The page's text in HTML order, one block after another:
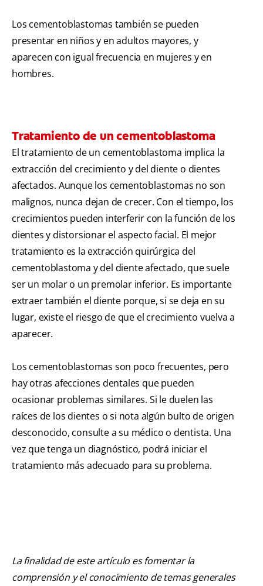
Los cementoblastomas también se pueden
presentar en niños y en adultos mayores, y
aparecen con igual frecuencia en mujeres y en
hombres.
Tratamiento de un cementoblastoma
El tratamiento de un cementoblastoma implica la
extracción del crecimiento y del diente o dientes
afectados. Aunque los cementoblastomas no son
malignos, nunca dejan de crecer. Con el tiempo, los
crecimientos pueden interferir con la función de los
dientes y distorsionar el aspecto facial. El mejor
tratamiento es la extracción quirúrgica del
cementoblastoma y del diente afectado, que suele
ser un molar o un premolar inferior. Es importante
extraer también el diente porque, si se deja en su
lugar, existe el riesgo de que el crecimiento vuelva a
aparecer.
Los cementoblastomas son poco frecuentes, pero
hay otras afecciones dentales que pueden
ocasionar problemas similares. Si le duelen las
raíces de los dientes o si nota algún bulto de origen
desconocido, consulte a su médico o dentista. Una
vez que tenga un diagnóstico, podrá iniciar el
tratamiento más adecuado para su problema.
La finalidad de este artículo es fomentar la
comprensión y el conocimiento de temas generales